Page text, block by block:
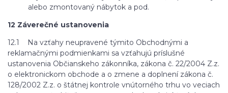
alebo zmontovaný nábytok a pod.
12 Záverečné ustanovenia
12.1 Na vzťahy neupravené týmito Obchodnými a
reklamačnými podmienkami sa vzťahujú príslušné
ustanovenia Občianskeho zákonníka, zákona č. 22/2004 Z.z.
o elektronickom obchode a o zmene a doplnení zákona č.
128/2002 Z.z. o štátnej kontrole vnútorného trhu vo veciach